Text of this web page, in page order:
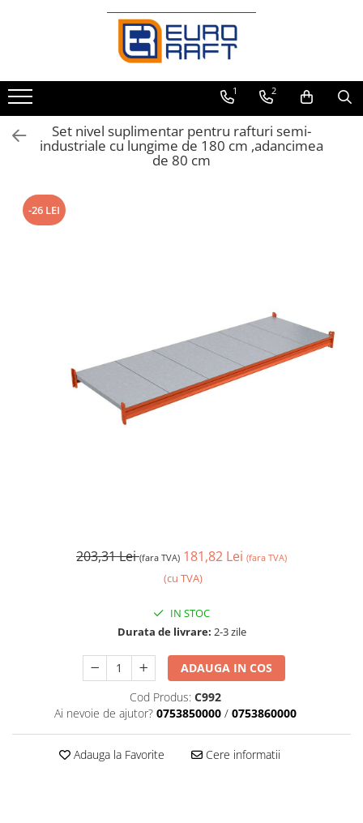
Refrigerare Comercială
Dulapuri Frigorifice 1 2
Set nivel suplimentar pentru rafturi semi-
industriale cu lungime de 180 cm ,adancimea
de 80 cm
-26 LEI
203,31 Lei(fara TVA) 181,82 Lei (fara TVA)
(cu TVA)
IN STOC
Durata de livrare: 2-3 zile
ADAUGA IN COS
Cod Produs: C992
Ai nevoie de ajutor? 0753850000 / 0753860000
Adauga la Favorite Cere informatii